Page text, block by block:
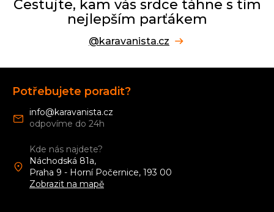
Cestujte, kam vás srdce táhne s tím
nejlepším parťákem
@karavanista.cz
Potřebujete poradit?
info@karavanista.cz
Kde nás najdete?
Náchodská 81a,
Praha 9 - Horní Počernice, 193 00
Zobrazit na mapě